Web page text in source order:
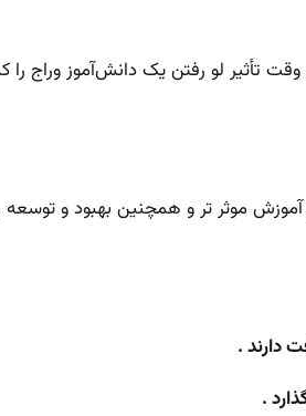
وقت تأثیر لو رفتن یک دانش‌آموز
آموزش موثر تر و همچنین بهبود و